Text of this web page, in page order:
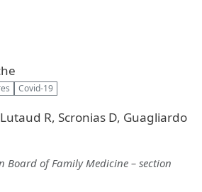
Covid-19
R, Scronias D, Guagliardo
Board of Family Medicine – section